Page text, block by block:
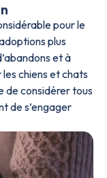
pour le
plus
et à
chiens et chats
de considérer tous
de s’engager